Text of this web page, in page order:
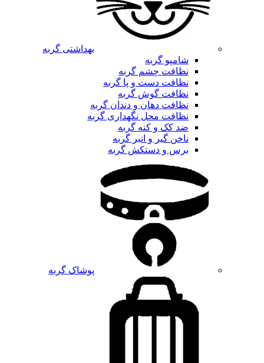
بهداشتی گربه
شامپو گربه
نظافت چشم گربه
نظافت دست و پا گربه
نظافت گوش گربه
نظافت دهان و دندان گربه
نظافت محل نگهداری گربه
ضد کک و کنه گربه
ناخن گیر و انبر گربه
برس و دستکش گربه
پوشاک گربه